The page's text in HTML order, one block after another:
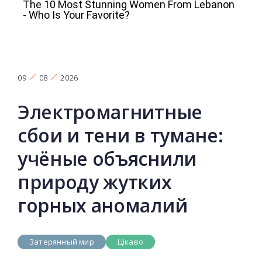
09 08 2026
Электромагнитные
сбои и тени в тумане:
учёные объяснили
природу жутких
горных аномалий
Затерянный мир Цікаво